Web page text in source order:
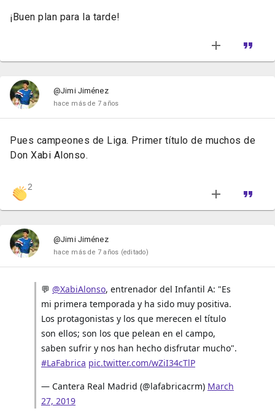
¡Buen plan para la tarde!
@Jimi Jiménez
hace más de 7 años
Pues campeones de Liga. Primer título de muchos de
Don Xabi Alonso.
2
@Jimi Jiménez
hace más de 7 años (editado)
💬 @XabiAlonso, entrenador del Infantil A: "Es
mi primera temporada y ha sido muy positiva.
Los protagonistas y los que merecen el título
son ellos; son los que pelean en el campo,
saben sufrir y nos han hecho disfrutar mucho".
#LaFabrica pic.twitter.com/wZiI34cTlP
— Cantera Real Madrid (@lafabricacrm) March
27, 2019